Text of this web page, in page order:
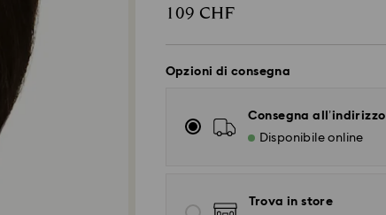
109 CHF
Opzioni di consegna
Consegna all’indirizzo
Disponibile online
Trova in store